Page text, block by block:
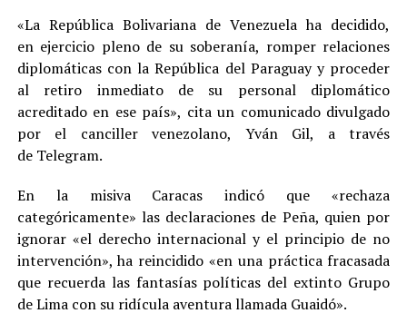
«La República Bolivariana de Venezuela ha decidido,
en ejercicio pleno de su soberanía, romper relaciones
diplomáticas con la República del Paraguay y proceder
al retiro inmediato de su personal diplomático
acreditado en ese país», cita un comunicado divulgado
por el canciller venezolano, Yván Gil, a través
de Telegram.
En la misiva Caracas indicó que «rechaza
categóricamente» las declaraciones de Peña, quien por
ignorar «el derecho internacional y el principio de no
intervención», ha reincidido «en una práctica fracasada
que recuerda las fantasías políticas del extinto Grupo
de Lima con su ridícula aventura llamada Guaidó».